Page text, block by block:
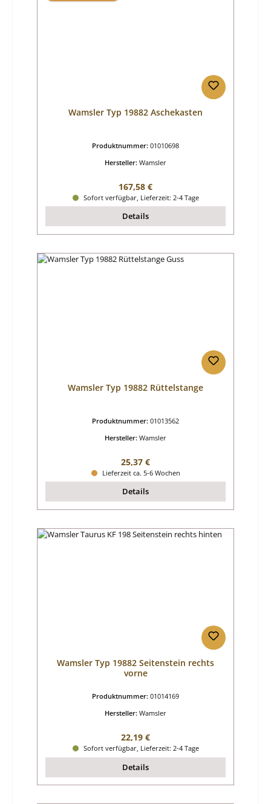
Wamsler Typ 19882 Aschekasten
Produktnummer: 01010698
Hersteller: Wamsler
Regulärer Preis:
167,58 €
Sofort verfügbar, Lieferzeit: 2-4 Tage
Details
Wamsler Typ 19882 Rüttelstange
Produktnummer: 01013562
Hersteller: Wamsler
Regulärer Preis:
25,37 €
Lieferzeit ca. 5-6 Wochen
Details
Wamsler Typ 19882 Seitenstein rechts
vorne
Produktnummer: 01014169
Hersteller: Wamsler
Regulärer Preis:
22,19 €
Sofort verfügbar, Lieferzeit: 2-4 Tage
Details